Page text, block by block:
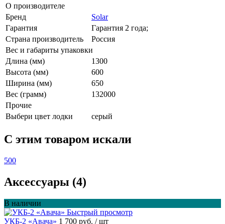
О производителе
Бренд
Solar
Гарантия
Гарантия 2 года;
Страна производитель
Россия
Вес и габариты упаковки
Длина (мм)
1300
Высота (мм)
600
Ширина (мм)
650
Вес (грамм)
132000
Прочие
Выбери цвет лодки
серый
C этим товаром искали
500
Аксессуары (4)
В наличии
Быстрый просмотр
УКБ-2 «Авача» 1 700 руб. / шт